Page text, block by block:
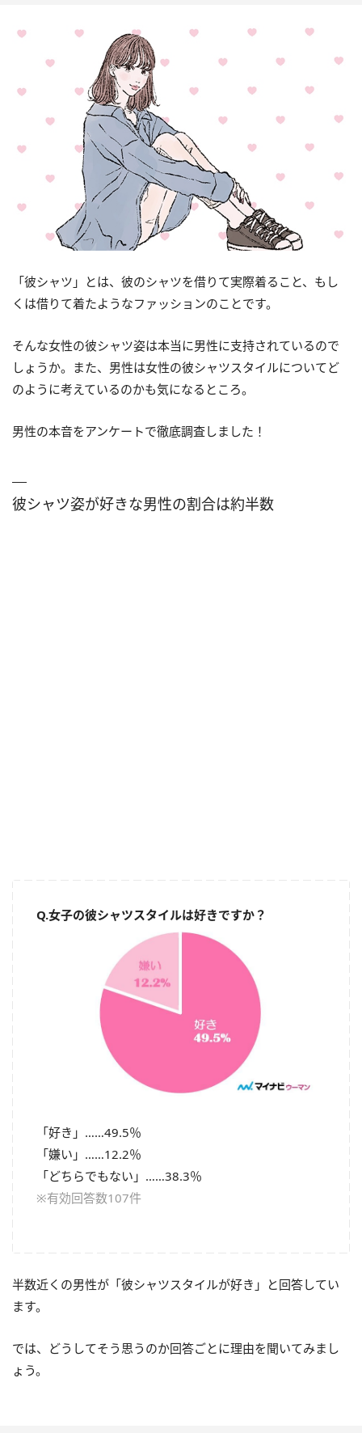
「彼シャツ」とは、彼のシャツを借りて実際着ること、もし
くは借りて着たようなファッションのことです。
そんな女性の彼シャツ姿は本当に男性に支持されているので
しょうか。また、男性は女性の彼シャツスタイルについてど
のように考えているのかも気になるところ。
男性の本音をアンケートで徹底調査しました！
彼シャツ姿が好きな男性の割合は約半数
Q.女子の彼シャツスタイルは好きですか？
「好き」……49.5％
「嫌い」……12.2％
「どちらでもない」……38.3％
※有効回答数107件
半数近くの男性が「彼シャツスタイルが好き」と回答してい
ます。
では、どうしてそう思うのか回答ごとに理由を聞いてみまし
ょう。